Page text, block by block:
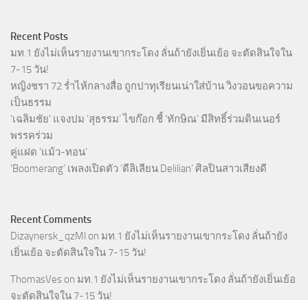
Recent Posts
มท.1 ยังไม่เห็นรายงานเขากระโดง ลั่นถ้ายังเยิ่นเย้อ จะตัดสินใจใน
7-15 วัน!
หญิงชรา 72 ร่ำไห้กลางสื่อ ถูกปาทุเรียนเน่าใส่บ้าน วิงวอนขอความ
เป็นธรรม
‘เฉลิมชัย’ แจงปม ‘สุธรรม’ ไขก๊อก ชี้ ‘ทักษิณ’ มีสิทธิ์ร่วมดินเนอร์
พรรคร่วม
คู่แฝด ‘แม้ว-ทอน’
‘Boomerang’ เพลงเปิดตัว ‘ดีลิเลียน Delilian’ ศิลปินสาวเสียงดี
Recent Comments
Dizaynersk_qzMl on มท.1 ยังไม่เห็นรายงานเขากระโดง ลั่นถ้ายัง
เยิ่นเย้อ จะตัดสินใจใน 7-15 วัน!
ThomasVes on มท.1 ยังไม่เห็นรายงานเขากระโดง ลั่นถ้ายังเยิ่นเย้อ
จะตัดสินใจใน 7-15 วัน!